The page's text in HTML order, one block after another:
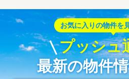
お気に入りの物件を
プッシュ
最新の物件